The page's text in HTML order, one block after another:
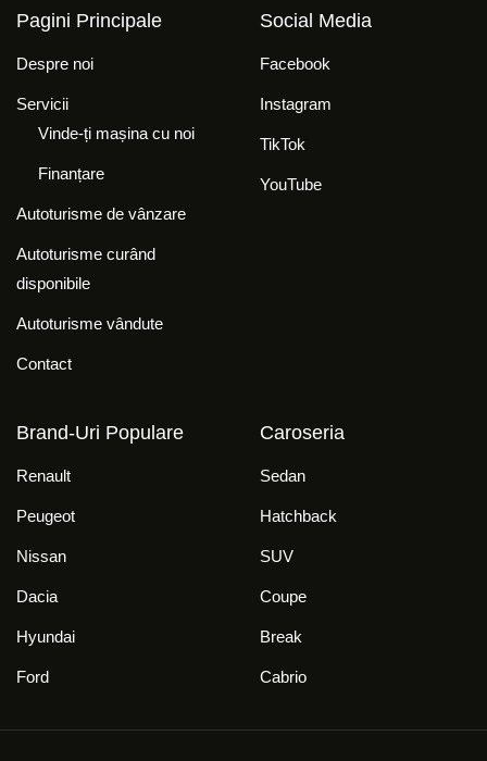
Pagini Principale
Despre noi
Servicii
Vinde-ți mașina cu noi
Finanțare
Autoturisme de vânzare
Autoturisme curând
disponibile
Autoturisme vândute
Contact
Social Media
Facebook
Instagram
TikTok
YouTube
Brand-Uri Populare
Renault
Peugeot
Nissan
Dacia
Hyundai
Ford
Caroseria
Sedan
Hatchback
SUV
Coupe
Break
Cabrio